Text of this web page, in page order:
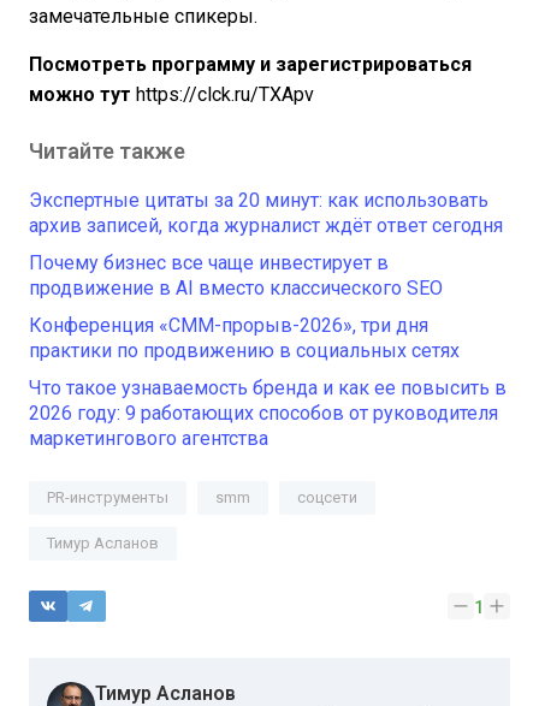
замечательные спикеры.
Посмотреть программу и зарегистрироваться
можно тут https://clck.ru/TXApv
Читайте также
Экспертные цитаты за 20 минут: как использовать
архив записей, когда журналист ждёт ответ сегодня
Почему бизнес все чаще инвестирует в
продвижение в AI вместо классического SEO
Конференция «СММ-прорыв-2026», три дня
практики по продвижению в социальных сетях
Что такое узнаваемость бренда и как ее повысить в
2026 году: 9 работающих способов от руководителя
маркетингового агентства
PR-инструменты smm соцсети
Тимур Асланов
1
Тимур Асланов